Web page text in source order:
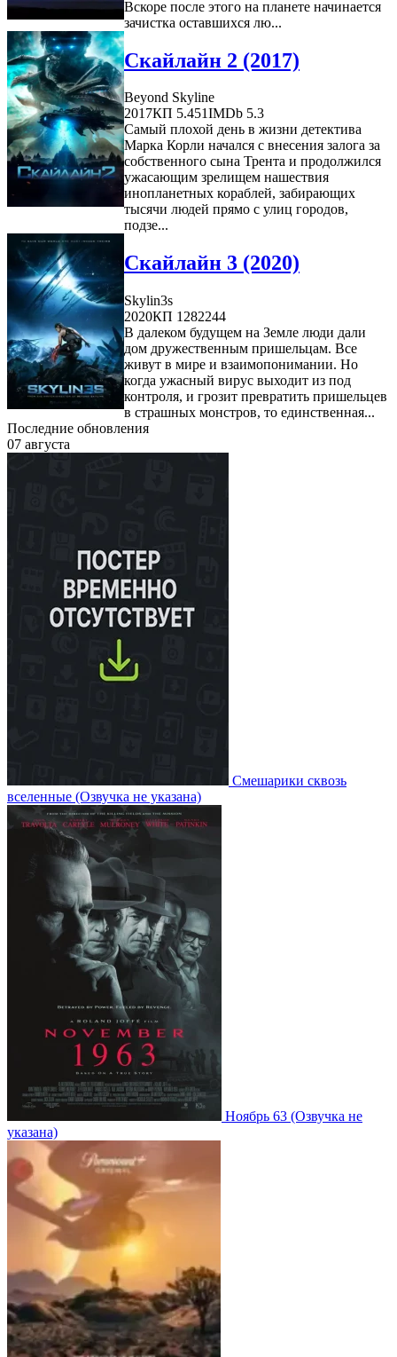
Вскоре после этого на планете начинается
зачистка оставшихся лю...
Скайлайн 2 (2017)
Beyond Skyline
2017КП 5.451IMDb 5.3
Самый плохой день в жизни детектива
Марка Корли начался с внесения залога за
собственного сына Трента и продолжился
ужасающим зрелищем нашествия
инопланетных кораблей, забирающих
тысячи людей прямо с улиц городов,
подзе...
Скайлайн 3 (2020)
Skylin3s
2020КП 1282244
В далеком будущем на Земле люди дали
дом дружественным пришельцам. Все
живут в мире и взаимопонимании. Но
когда ужасный вирус выходит из под
контроля, и грозит превратить пришельцев
в страшных монстров, то единственная...
Последние обновления
07 августа
Смешарики сквозь
вселенные (Озвучка не указана)
Ноябрь 63 (Озвучка не
указана)